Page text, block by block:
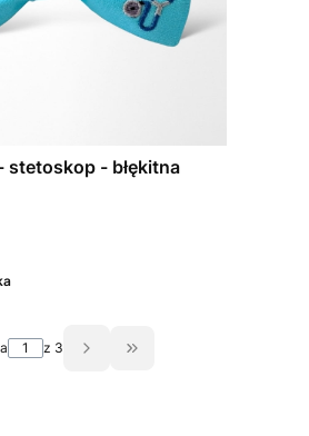
stetoskop - błękitna
z 3 Przejdź do ostatniej